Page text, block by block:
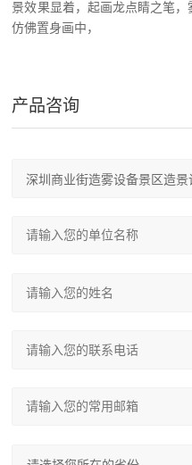
景效果显着，起画龙点睛之笔
仿佛置身画中，
产品咨询